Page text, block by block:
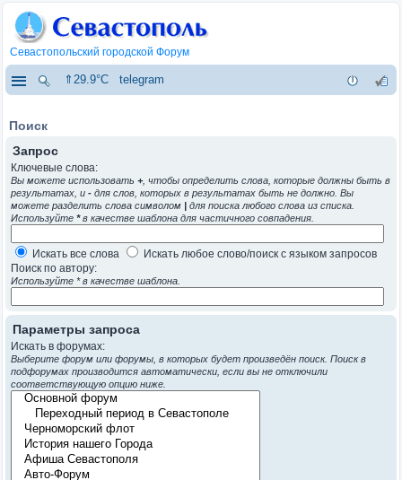
Севастопольский городской Форум
⇑29.9°C telegram
Поиск
Запрос
Ключевые слова:
Вы можете использовать +, чтобы определить слова, которые должны быть в
результатах, и - для слов, которых в результатах быть не должно. Вы
можете разделить слова символом | для поиска любого слова из списка.
Используйте *в качестве шаблона для частичного совпадения.
Искать все слова
Искать любое слово/поиск с языком запросов
Поиск по автору:
Используйте * в качестве шаблона.
Параметры запроса
Искать в форумах:
Выберите форум или форумы, в которых будет произведён поиск. Поиск в
подфорумах производится автоматически, если вы не отключили
соответствующую опцию ниже.